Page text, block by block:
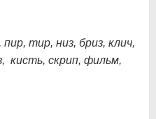
тир, низ, бриз, клич,
кисть, скрип, фильм,